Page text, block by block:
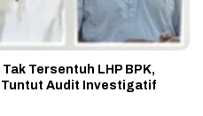
Tersentuh LHP BPK,
Audit Investigatif